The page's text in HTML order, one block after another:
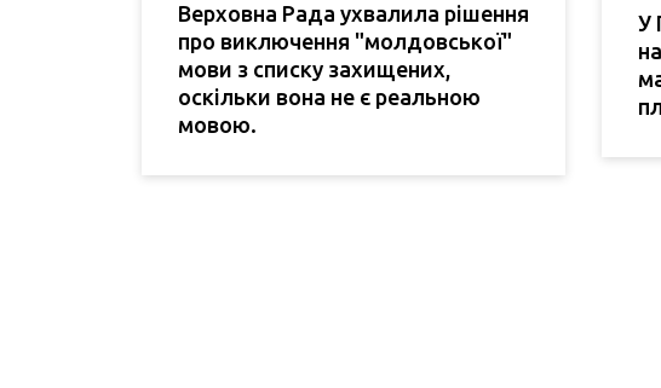
Верховна Рада ухвалила рішення
про виключення "молдовської"
мови з списку захищених,
оскільки вона не є реальною
мовою.
У